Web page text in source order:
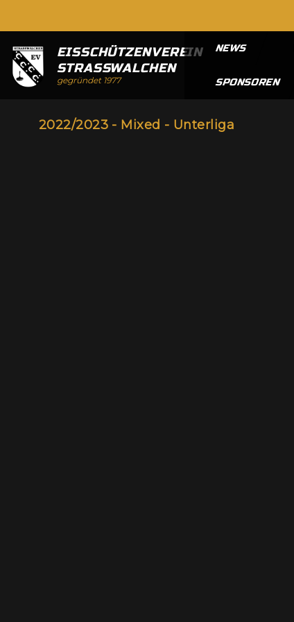
EISSCHÜTZENVEREIN
STRASSWALCHEN
gegründet 1977
NEWS
SPONSOREN
2022/2023 - Mixed - Unterliga